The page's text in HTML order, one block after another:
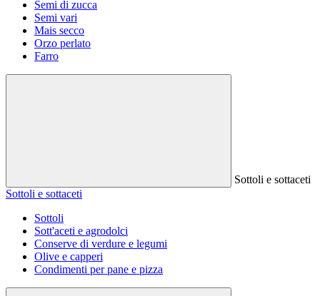
Semi di zucca
Semi vari
Mais secco
Orzo perlato
Farro
Sottoli e sottaceti
Sottoli e sottaceti
Sottoli
Sott'aceti e agrodolci
Conserve di verdure e legumi
Olive e capperi
Condimenti per pane e pizza